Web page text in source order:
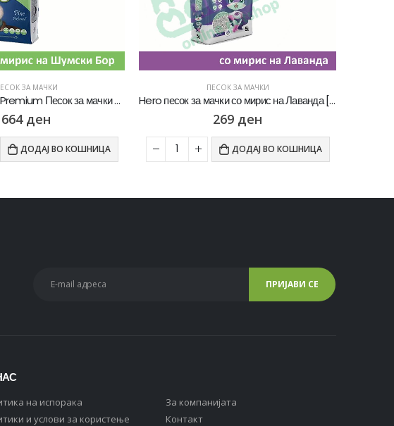
ЗА МАЧКИ
Hero песок за мачки со мирис на Лаванда [Вреќичка 5Л]
269 ден
ДОДАЈ ВО КОШНИЦА
ПЕСОК ЗА МАЧКИ
Hero песок за мачки со Активен јаглен [Вреќичка 10Л]
506 ден
ДОДАЈ ВО КОШНИЦА
на испорака
и услови за користење
За компанијата
Контакт